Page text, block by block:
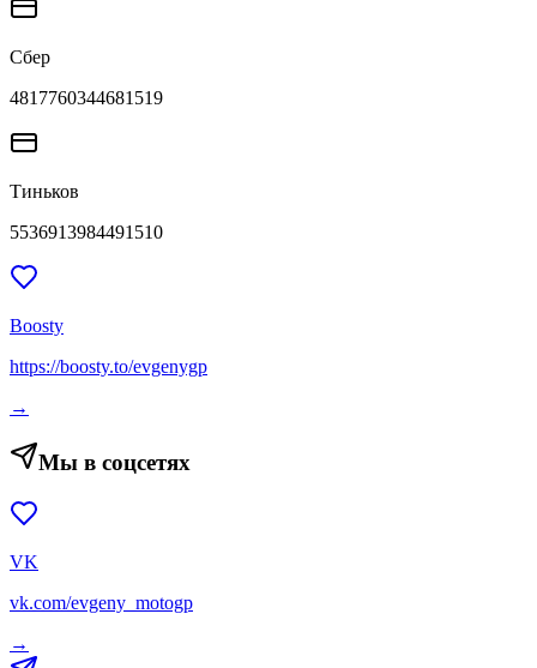
Сбер
4817760344681519
Тиньков
5536913984491510
Boosty
https://boosty.to/evgenygp
→
Мы в соцсетях
VK
vk.com/evgeny_motogp
→